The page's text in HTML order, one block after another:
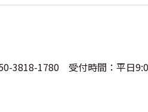
3818-1780 受付時間：平日